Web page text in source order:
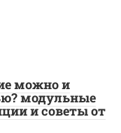
можно и
модульные
и советы от